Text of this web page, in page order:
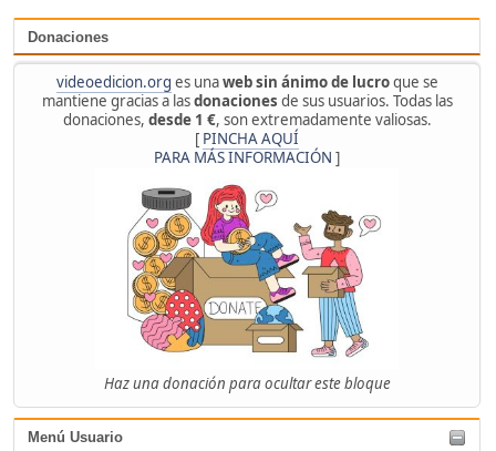
Donaciones
videoedicion.org es unaweb sin ánimo de lucroque se
mantiene gracias a lasdonaciones de sus usuarios. Todas las
donaciones, desde 1 €, son extremadamente valiosas.
[ PINCHA AQUÍ
PARA MÁS INFORMACIÓN ]
Haz una donación para ocultar este bloque
Menú Usuario